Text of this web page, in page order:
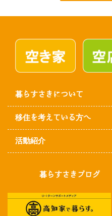
暮らすさきについて
移住を考えている方へ
活動紹介
暮らすさきブログ